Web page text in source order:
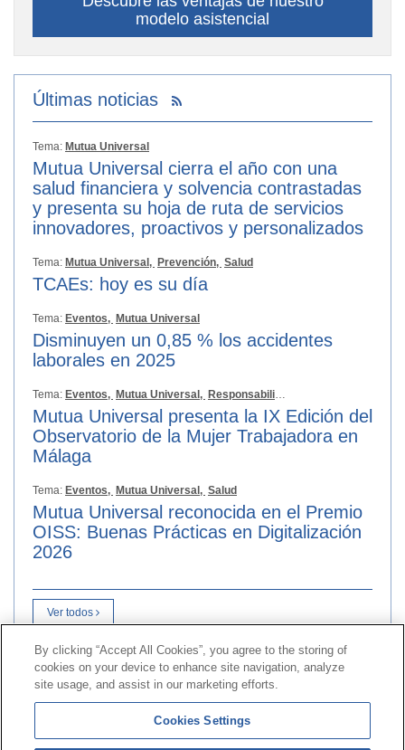
modelo asistencial
Últimas noticias
Tema: Mutua Universal
Mutua Universal cierra el año con una
salud financiera y solvencia contrastadas
y presenta su hoja de ruta de servicios
innovadores, proactivos y personalizados
Tema: Mutua Universal, Prevención, Salud
TCAEs: hoy es su día
Tema: Eventos, Mutua Universal
Disminuyen un 0,85 % los accidentes
laborales en 2025
Tema: Eventos, Mutua Universal, Responsabilidad Social
Mutua Universal presenta la IX Edición del
Observatorio de la Mujer Trabajadora en
Málaga
Tema: Eventos, Mutua Universal, Salud
Mutua Universal reconocida en el Premio
OISS: Buenas Prácticas en Digitalización
2026
Ver todos
Kontaktua | kontratatzailearenProfila|Erreklamazioak
Lerro Unibertsala 900 203 203|Toki Pribatua Prestazio
berezien Batzordea|Toki Pribatu Hornitzailea Sanitarioa
By clicking “Accept All Cookies”, you agree to the storing of
cookies on your device to enhance site navigation, analyze
site usage, and assist in our marketing efforts.
Cookies Settings